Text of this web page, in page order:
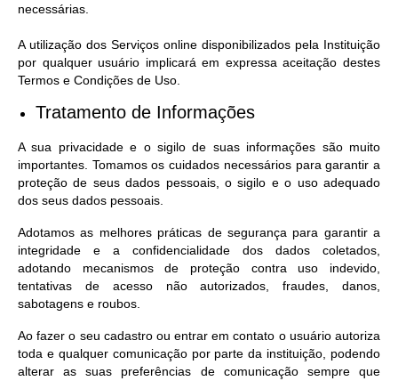
necessárias.
A utilização dos Serviços online disponibilizados pela Instituição
por qualquer usuário implicará em expressa aceitação destes
Termos e Condições de Uso.
Tratamento de Informações
A sua privacidade e o sigilo de suas informações são muito
importantes. Tomamos os cuidados necessários para garantir a
proteção de seus dados pessoais, o sigilo e o uso adequado
dos seus dados pessoais.
Adotamos as melhores práticas de segurança para garantir a
integridade e a confidencialidade dos dados coletados,
adotando mecanismos de proteção contra uso indevido,
tentativas de acesso não autorizados, fraudes, danos,
sabotagens e roubos.
Ao fazer o seu cadastro ou entrar em contato o usuário autoriza
toda e qualquer comunicação por parte da instituição, podendo
alterar as suas preferências de comunicação sempre que